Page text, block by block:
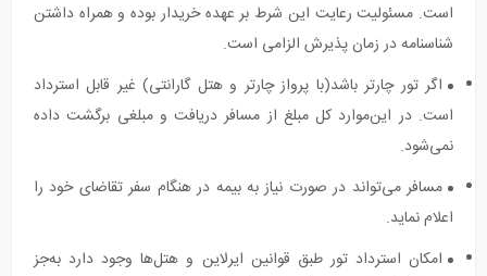
است. مسئولیت رعایت این شرط بر عهده خریدار بوده و همراه داشتن
شناسنامه در زمان پذیرش الزامی است.
اگر تور چارتر باشد(با پرواز چارتر و هتل گارانتی) غیر قابل استرداد
است. در این‌موارد کل مبلغ از مسافر دریافت و مبلغی برگشت داده
نمی‌شود.
مسافر می‌تواند در صورت نیاز به بیمه در هنگام سفر تقاضای خود را
اعلام نماید.
امکان استرداد تور طبق قوانین ایرلاین و هتل‌ها وجود دارد به‌جز